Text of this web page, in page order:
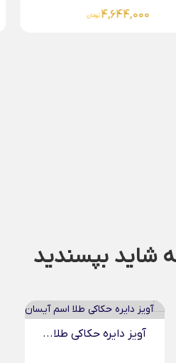
شاید بپسندید